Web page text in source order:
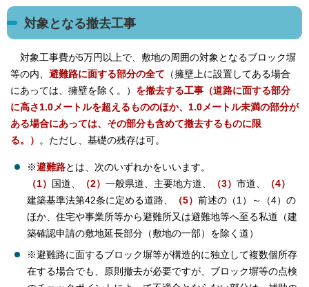
対象となる撤去工事
対象工事費が5万円以上で、敷地の周囲の対象となるブロック塀
等の内、 避難路に面する部分の全て （擁壁上に設置してある場合
にあっては、擁壁を除く。） を撤去する工事（道路に面する部分
に高さ1.0メートルを超えるもののほか、1.0メートル未満の部分が
ある場合にあっては、その部分も含めて撤去するものに限
る。）
。ただし、基礎の残存は可。
※避難路とは、次のいずれかをいいます。
（1）
国道、 （2） 一般県道、主要地方道、 （3） 市道、
（4）
建築基準法第42条に定める道路、
（5） 前述の（1）～（4）の
ほか、住宅や事業所等から避難所又は避難地等へ至る私道（建
築確認申請の敷地延長部分（敷地の一部）を除く道）
※避難路に面するブロック塀等が構造的に独立して複数個所存
在する場合でも、原則撤去が必要ですが、ブロック塀等の点検